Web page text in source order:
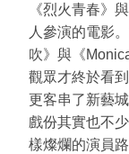
《烈火青春》
人參演的電影
吹》與《
觀眾才終於看
更客串了新藝
戲份其實也不
樣燦爛的演員路